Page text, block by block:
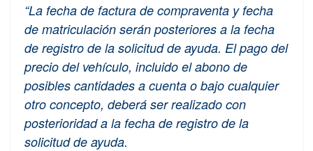
“La fecha de factura de compraventa y fecha
de matriculación serán posteriores a la fecha
de registro de la solicitud de ayuda. El pago del
precio del vehículo, incluido el abono de
posibles cantidades a cuenta o bajo cualquier
otro concepto, deberá ser realizado con
posterioridad a la fecha de registro de la
solicitud de ayuda.